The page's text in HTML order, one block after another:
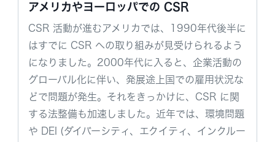
アメリカやヨーロッパでの CSR
CSR 活動が進むアメリカでは、1990年代後半に
はすでに CSR への取り組みが見受けられるよう
になりました。2000年代に入ると、企業活動の
グローバル化に伴い、発展途上国での雇用状況な
どで問題が発生。それをきっかけに、CSR に関
する法整備も加速しました。近年では、環境問題
や DEI (ダイバーシティ、エクイティ、インクルー